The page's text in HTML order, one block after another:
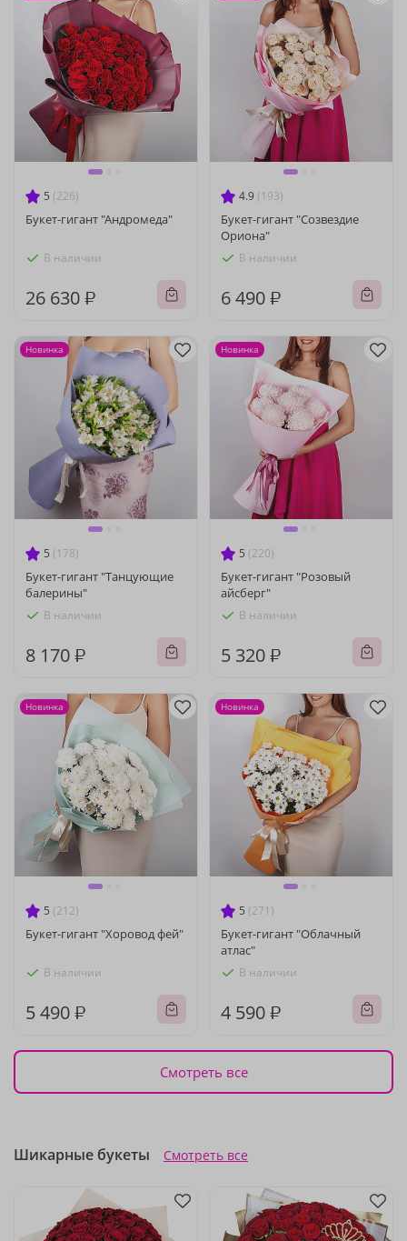
5 (226)
Букет-гигант "Андромеда"
В наличии
26 630 ₽
4.9 (193)
Букет-гигант "Созвездие
Ориона"
В наличии
6 490 ₽
5 (178)
Букет-гигант "Танцующие
балерины"
В наличии
8 170 ₽
Новинка
5 (220)
Букет-гигант "Розовый
айсберг"
В наличии
5 320 ₽
Новинка
5 (212)
Букет-гигант "Хоровод фей"
В наличии
5 490 ₽
Новинка
5 (271)
Букет-гигант "Облачный
атлас"
В наличии
4 590 ₽
Новинка
Смотреть все
Шикарные букеты Смотреть все